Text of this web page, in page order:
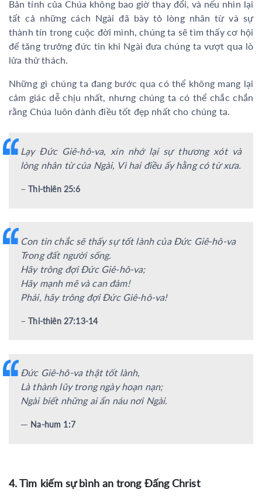
Bản tính của Chúa không bao giờ thay đổi, và nếu nhìn lại
tất cả những cách Ngài đã bày tỏ lòng nhân từ và sự
thành tín trong cuộc đời mình, chúng ta sẽ tìm thấy cơ hội
để tăng trưởng đức tin khi Ngài đưa chúng ta vượt qua lò
lửa thử thách.
Những gì chúng ta đang bước qua có thể không mang lại
cảm giác dễ chịu nhất, nhưng chúng ta có thể chắc chắn
rằng Chúa luôn dành điều tốt đẹp nhất cho chúng ta.
Lạy Đức Giê-hô-va, xin nhớ lại sự thương xót và
lòng nhân từ của Ngài, Vì hai điều ấy hằng có từ xưa.
–Thi-thiên 25:6
Con tin chắc sẽ thấy sự tốt lành của Đức Giê-hô-va
Trong đất người sống.
Hãy trông đợi Đức Giê-hô-va;
Hãy mạnh mẽ và can đảm!
Phải, hãy trông đợi Đức Giê-hô-va!
–Thi-thiên 27:13-14
Đức Giê-hô-va thật tốt lành,
Là thành lũy trong ngày hoạn nạn;
Ngài biết những ai ẩn náu nơi Ngài.
— Na-hum 1:7
4. Tìm kiếm sự bình an trong Đấng Christ